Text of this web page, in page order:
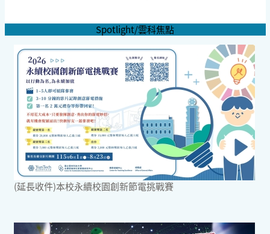
Spotlight/雲科焦點
(延長收件)本校永續校園創新節電挑戰賽